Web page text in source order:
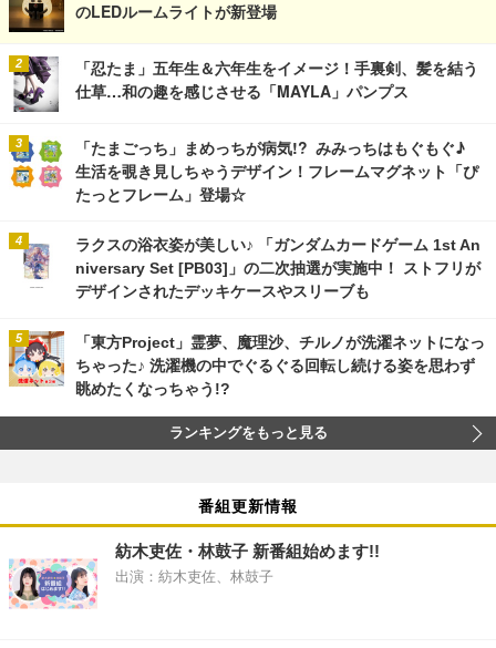
のLEDルームライトが新登場
「忍たま」五年生＆六年生をイメージ！手裏剣、髪を結う
仕草…和の趣を感じさせる「MAYLA」パンプス
「たまごっち」まめっちが病気!? みみっちはもぐもぐ♪
生活を覗き見しちゃうデザイン！フレームマグネット「ぴ
たっとフレーム」登場☆
ラクスの浴衣姿が美しい♪ 「ガンダムカードゲーム 1st An
niversary Set [PB03]」の二次抽選が実施中！ ストフリが
デザインされたデッキケースやスリーブも
「東方Project」霊夢、魔理沙、チルノが洗濯ネットになっ
ちゃった♪ 洗濯機の中でぐるぐる回転し続ける姿を思わず
眺めたくなっちゃう!?
ランキングをもっと見る
番組更新情報
紡木吏佐・林鼓子 新番組始めます!!
出演：紡木吏佐、林鼓子